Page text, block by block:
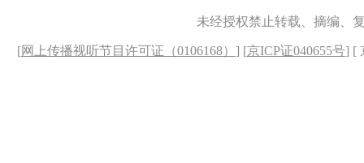
未经授权禁止转载、摘编、
[网上传播视听节目许可证（0106168） ] [京ICP证040655号] [